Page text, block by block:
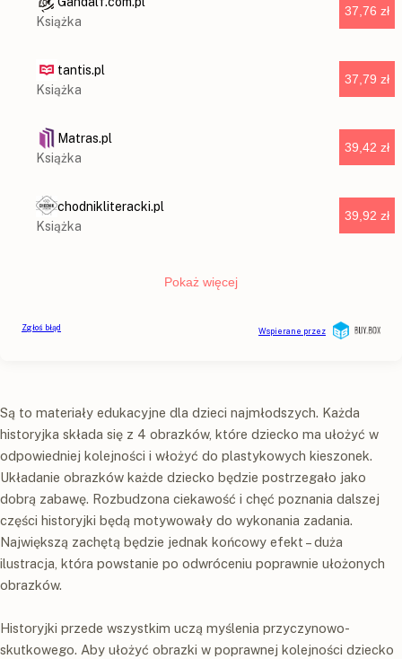
Są to materiały edukacyjne dla dzieci najmłodszych. Każda
historyjka składa się z 4 obrazków, które dziecko ma ułożyć w
odpowiedniej kolejności i włożyć do plastykowych kieszonek.
Układanie obrazków każde dziecko będzie postrzegało jako
dobrą zabawę. Rozbudzona ciekawość i chęć poznania dalszej
części historyjki będą motywowały do wykonania zadania.
Największą zachętą będzie jednak końcowy efekt – duża
ilustracja, która powstanie po odwróceniu poprawnie ułożonych
obrazków.
Historyjki przede wszystkim uczą myślenia przyczynowo-
skutkowego. Aby ułożyć obrazki w poprawnej kolejności dziecko